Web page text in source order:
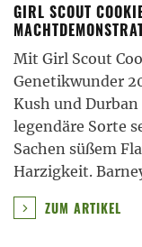
GIRL SCOUT
Mit Girl Scout
Genetikwunder
Kush und
legendäre Sorte
Sachen süßem
Harzigkeit.
ZUM ARTIKEL